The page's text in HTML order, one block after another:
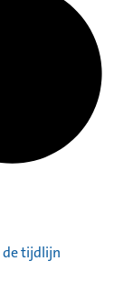
de tijdlijn